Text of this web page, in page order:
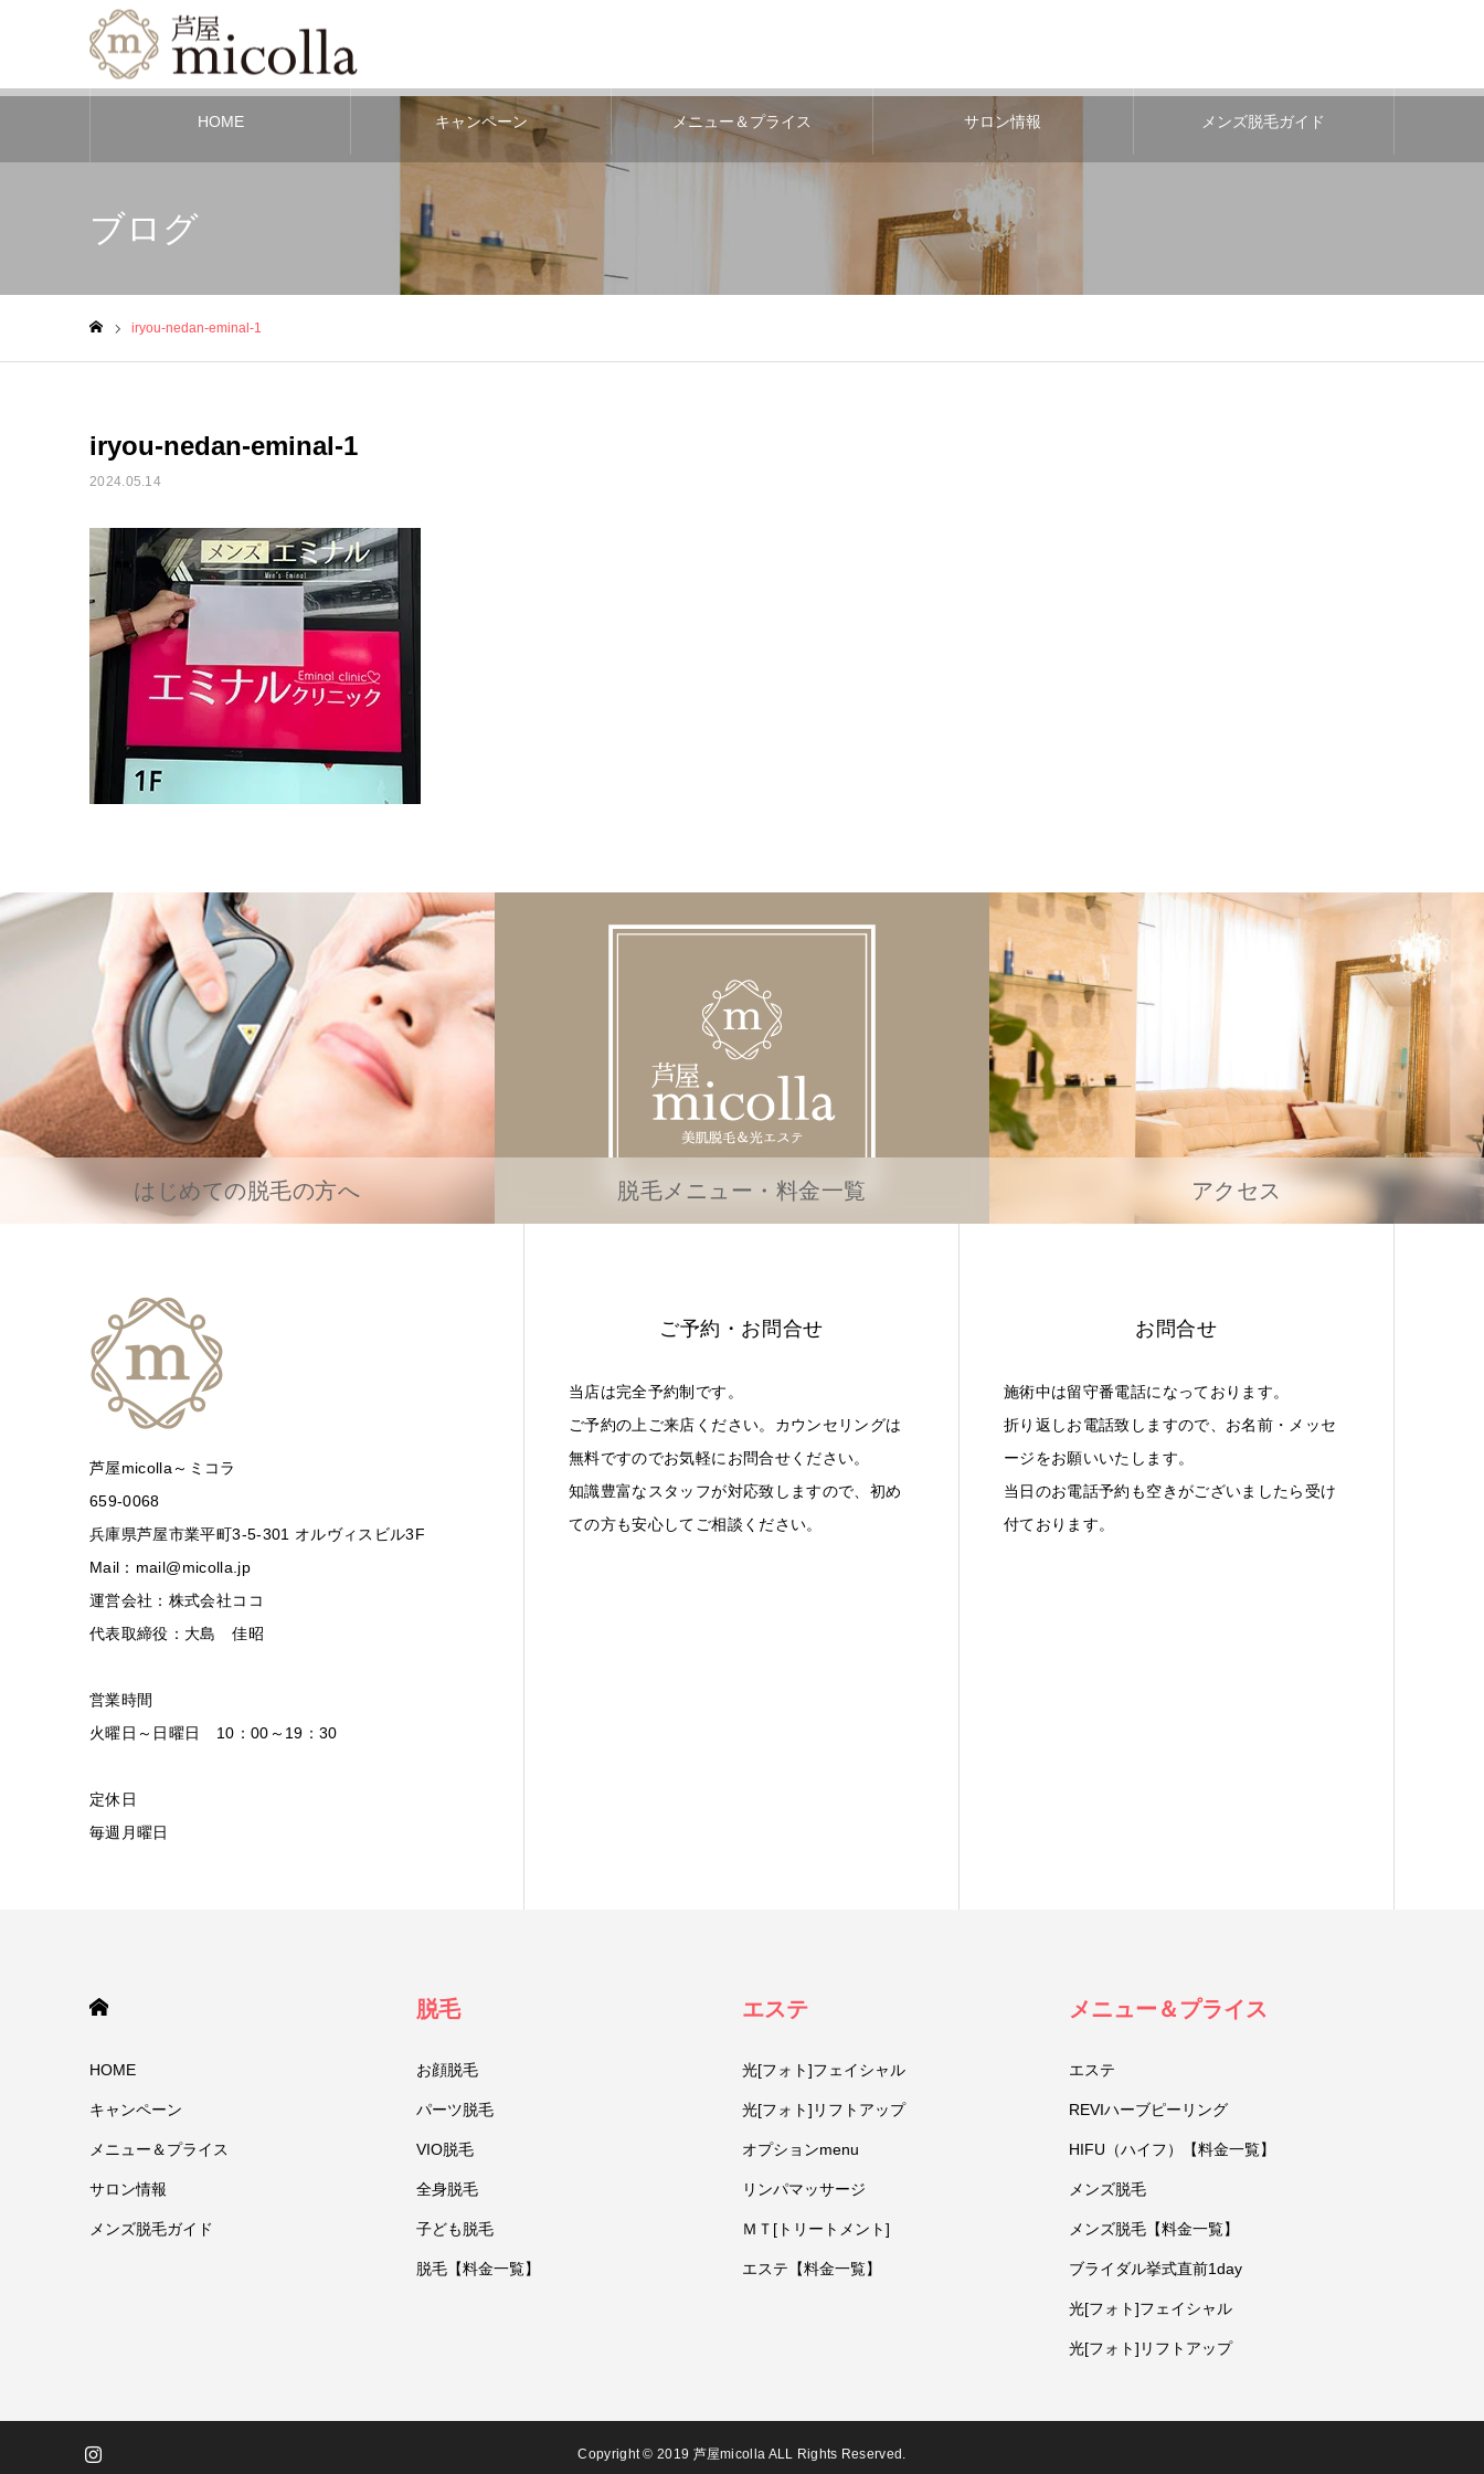
HOME キャンペーン メニュー＆プライス サロン情報 メンズ脱毛ガイド
ブログ
iryou-nedan-eminal-1
iryou-nedan-eminal-1
2024.05.14
はじめての脱毛の方へ 脱毛メニュー・料金一覧 アクセス
芦屋micolla～ミコラ
659-0068
兵庫県芦屋市業平町3-5-301 オルヴィスビル3F
Mail：mail@micolla.jp
運営会社：株式会社ココ
代表取締役：大島 佳昭
営業時間
火曜日～日曜日 10：00～19：30
定休日
毎週月曜日
ご予約・お問合せ
当店は完全予約制です。
ご予約の上ご来店ください。カウンセリングは
無料ですのでお気軽にお問合せください。
知識豊富なスタッフが対応致しますので、初め
ての方も安心してご相談ください。
お問合せ
施術中は留守番電話になっております。
折り返しお電話致しますので、お名前・メッセ
ージをお願いいたします。
当日のお電話予約も空きがございましたら受け
付ております。
HOME
キャンペーン
メニュー＆プライス
サロン情報
メンズ脱毛ガイド
脱毛
お顔脱毛
パーツ脱毛
VIO脱毛
全身脱毛
子ども脱毛
脱毛【料金一覧】
エステ
光[フォト]フェイシャル
光[フォト]リフトアップ
オプションmenu
リンパマッサージ
ＭＴ[トリートメント]
エステ【料金一覧】
メニュー＆プライス
エステ
REVIハーブピーリング
HIFU（ハイフ）【料金一覧】
メンズ脱毛
メンズ脱毛【料金一覧】
ブライダル挙式直前1day
光[フォト]フェイシャル
光[フォト]リフトアップ
Copyright © 2019 芦屋micolla ALL Rights Reserved.